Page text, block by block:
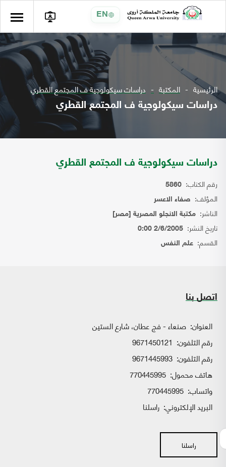
EN
الرئيسية المكتبة دراسات سيكولوجية ف المجتمع القطري
دراسات سيكولوجية ف المجتمع القطري
دراسات سيكولوجية ف المجتمع القطري
رقم الكتاب: 5860
المؤلف: صفاء الاعسر
الناشر: مكتبة الانجلو المصرية [مصر]
تاريخ النشر: 2/6/2005 0:00
القسم: علم النفس
اتصل بنا
العنوان: صنعاء - فج عطان، شارع الستين
رقم التلفون: 9671450121
رقم التلفون: 9671445993
هاتف محمول: 770445995
واتساب:
البريد الإلكتروني: راسلنا
راسلنا